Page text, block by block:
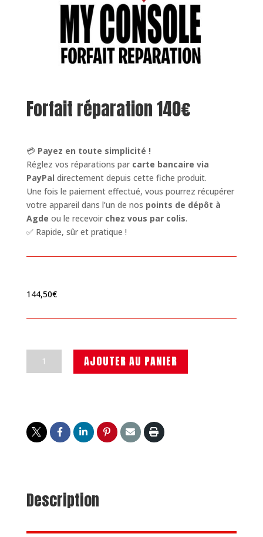
Forfait réparation 140€
💳 Payez en toute simplicité !
Réglez vos réparations par carte bancaire via
PayPal directement depuis cette fiche produit.
Une fois le paiement effectué, vous pourrez récupérer
votre appareil dans l’un de nos points de dépôt à
Agde ou le recevoir chez vous par colis.
✅ Rapide, sûr et pratique !
144,50€
quantité
AJOUTER AU PANIER
Description